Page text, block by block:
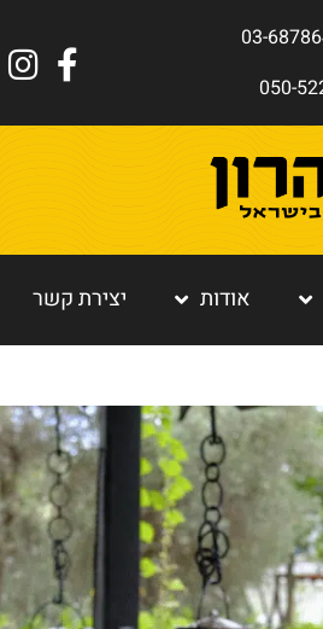
אודות יצירת קשר